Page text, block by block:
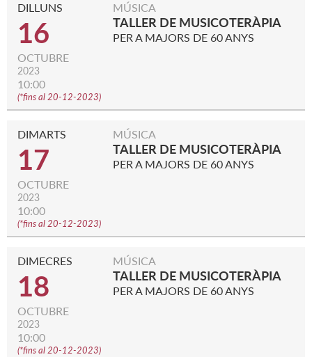
DILLUNS
16
OCTUBRE
2023
10:00
(*fins al 20-12-2023)
MÚSICA
TALLER DE MUSICOTERÀPIA
PER A MAJORS DE 60 ANYS
DIMARTS
17
OCTUBRE
2023
10:00
(*fins al 20-12-2023)
MÚSICA
TALLER DE MUSICOTERÀPIA
PER A MAJORS DE 60 ANYS
DIMECRES
18
OCTUBRE
2023
10:00
(*fins al 20-12-2023)
MÚSICA
TALLER DE MUSICOTERÀPIA
PER A MAJORS DE 60 ANYS